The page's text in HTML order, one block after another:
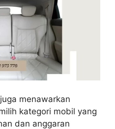
menawarkan
kategori mobil yang
dan anggaran